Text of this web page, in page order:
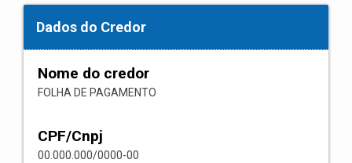
Dados do Credor
Nome do credor
FOLHA DE PAGAMENTO
CPF/Cnpj
00.000.000/0000-00